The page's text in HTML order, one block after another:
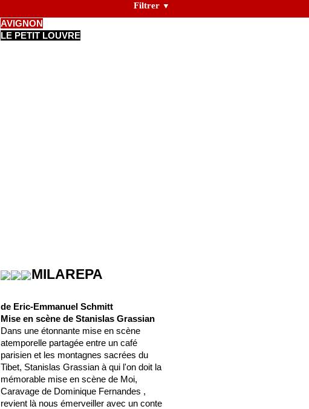
Filtrer ▼
AVIGNON
LE PETIT LOUVRE
MILAREPA
de Eric-Emmanuel Schmitt
Mise en scène de Stanislas Grassian
Dans une étonnante mise en scène
atemporelle partagée entre un café
parisien et les montagnes sacrées du
Tibet, Stanislas Grassian à qui l'on doit la
mémorable mise en scène de Moi,
Caravage de Dominique Fernandes ,
revient là nous émerveiller avec un conte